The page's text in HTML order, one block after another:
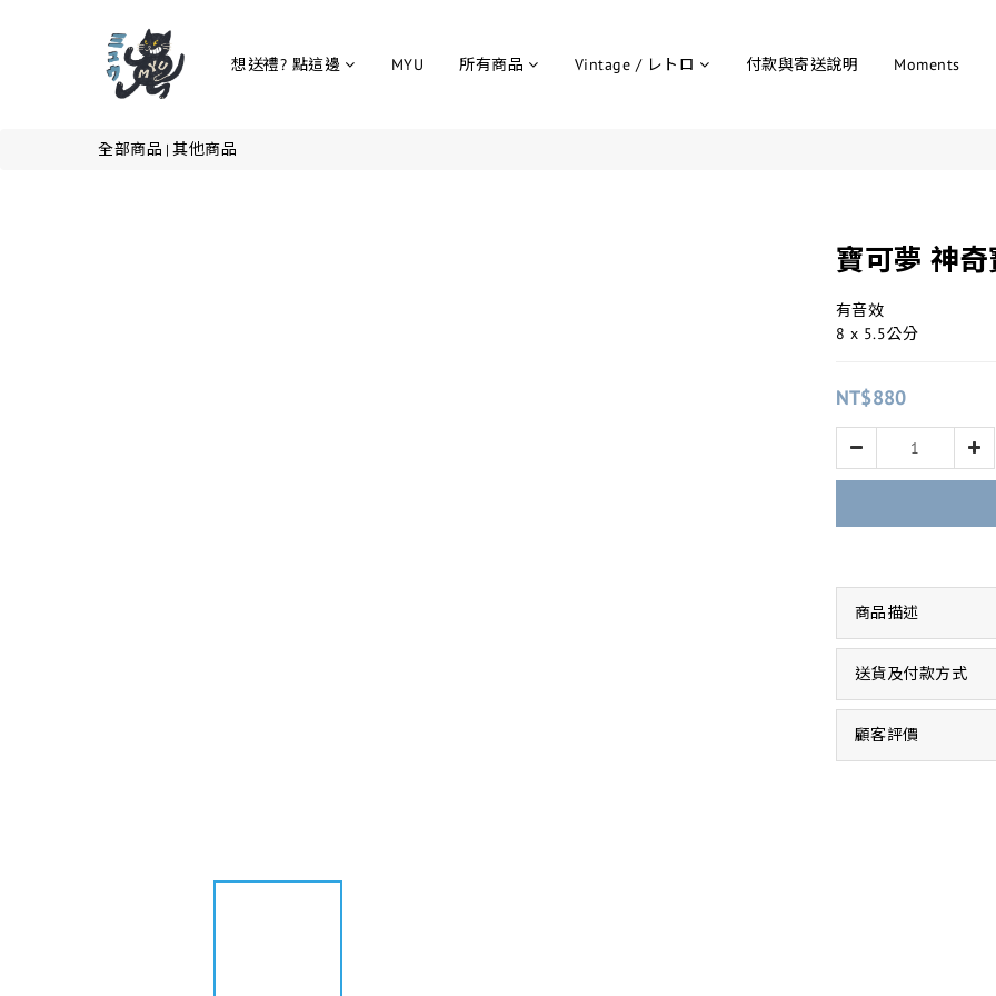
想送禮? 點這邊 MYU 所有商品 Vintage / レトロ 付款與寄送說明 Moments
全部商品 | 其他商品
寶可夢 神
有音效
8 x 5.5公分
NT$880
商品描述
送貨及付款方式
顧客評價